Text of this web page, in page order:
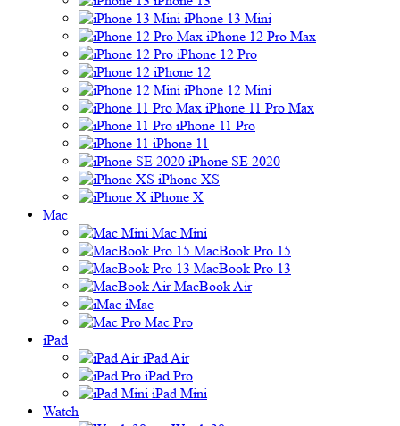
iPhone 13 Mini
iPhone 12 Pro Max
iPhone 12 Pro
iPhone 12
iPhone 12 Mini
iPhone 11 Pro Max
iPhone 11 Pro
iPhone 11
iPhone SE 2020
iPhone XS
iPhone X
Mac
Mac Mini
MacBook Pro 15
MacBook Pro 13
MacBook Air
iMac
Mac Pro
iPad
iPad Air
iPad Pro
iPad Mini
Watch